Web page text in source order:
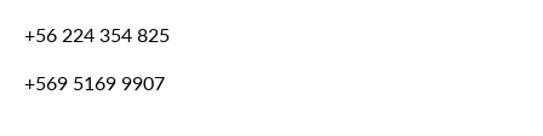
+56 224 354 825
+569 5169 9907